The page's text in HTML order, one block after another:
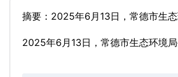
摘要：2025年6月13日，常德市生
2025年6月13日，常德市生态环境